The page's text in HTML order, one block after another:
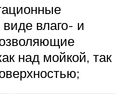
виде влаго- и
над мойкой, так